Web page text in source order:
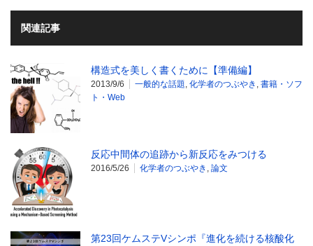
関連記事
構造式を美しく書くために【準備編】
2013/9/6 一般的な話題 化学者のつぶやき 書籍・ソフ
ト・Web
反応中間体の追跡から新反応をみつける
2016/5/26 化学者のつぶやき 論文
第23回ケムステVシンポ『進化を続ける核酸化